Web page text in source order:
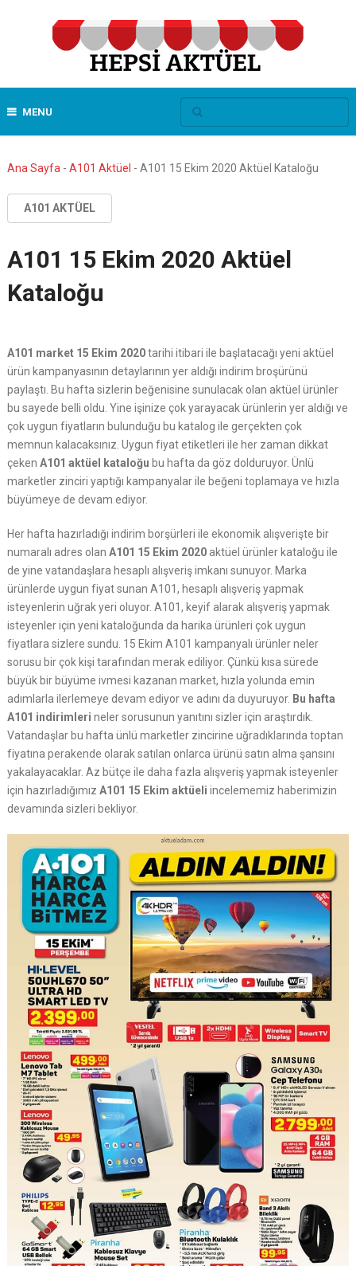
MENU
Ana Sayfa - A101 Aktüel - A101 15 Ekim 2020 Aktüel Kataloğu
A101 AKTÜEL
A101 15 Ekim 2020 Aktüel
Kataloğu
A101 market 15 Ekim 2020tarihi itibari ile başlatacağı yeni aktüel
ürün kampanyasının detaylarının yer aldığı indirim broşürünü
paylaştı. Bu hafta sizlerin beğenisine sunulacak olan aktüel ürünler
bu sayede belli oldu. Yine işinize çok yarayacak ürünlerin yer aldığı ve
çok uygun fiyatların bulunduğu bu katalog ile gerçekten çok
memnun kalacaksınız. Uygun fiyat etiketleri ile her zaman dikkat
çeken A101 aktüel kataloğu bu hafta da göz dolduruyor. Ünlü
marketler zinciri yaptığı kampanyalar ile beğeni toplamaya ve hızla
büyümeye de devam ediyor.
Her hafta hazırladığı indirim borşürleri ile ekonomik alışverişte bir
numaralı adres olan A101 15 Ekim 2020 aktüel ürünler kataloğu ile
de yine vatandaşlara hesaplı alışveriş imkanı sunuyor. Marka
ürünlerde uygun fiyat sunan A101, hesaplı alışveriş yapmak
isteyenlerin uğrak yeri oluyor. A101, keyif alarak alışveriş yapmak
isteyenler için yeni kataloğunda da harika ürünleri çok uygun
fiyatlara sizlere sundu. 15 Ekim A101 kampanyalı ürünler neler
sorusu bir çok kişi tarafından merak ediliyor. Çünkü kısa sürede
büyük bir büyüme ivmesi kazanan market, hızla yolunda emin
adımlarla ilerlemeye devam ediyor ve adını da duyuruyor. Bu hafta
A101 indirimleri neler sorusunun yanıtını sizler için araştırdık.
Vatandaşlar bu hafta ünlü marketler zincirine uğradıklarında toptan
fiyatına perakende olarak satılan onlarca ürünü satın alma şansını
yakalayacaklar. Az bütçe ile daha fazla alışveriş yapmak isteyenler
için hazırladığımız A101 15 Ekim aktüeli incelememiz haberimizin
devamında sizleri bekliyor.